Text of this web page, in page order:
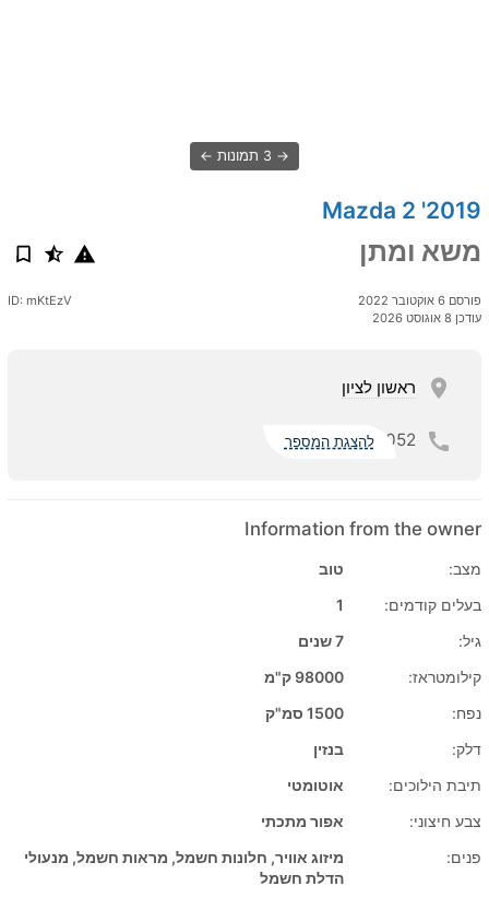
3 תמונות
2019' Mazda 2
משא ומתן
פורסם 6 אוקטובר 2022
עודכן 8 אוגוסט 2026
ID: mKtEzV
ראשון לציון
052 להצגת המספר
Information from the owner
מצב:
טוב
בעלים קודמים:
1
גיל:
7 שנים
קילומטראז:
98000 ק"מ
נפח:
1500 סמ"ק
דלק:
בנזין
תיבת הילוכים:
אוטומטי
צבע חיצוני:
אפור מתכתי
פנים:
מיזוג אוויר, חלונות חשמל, מראות חשמל, מנעולי
הדלת חשמל